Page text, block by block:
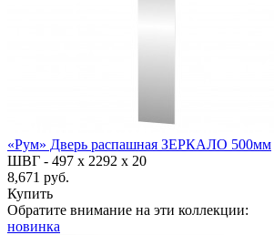
«Рум» Дверь распашная ЗЕРКАЛО 500мм
ШВГ - 497 х 2292 х 20
8,671 руб.
Купить
Обратите внимание на эти коллекции:
новинка